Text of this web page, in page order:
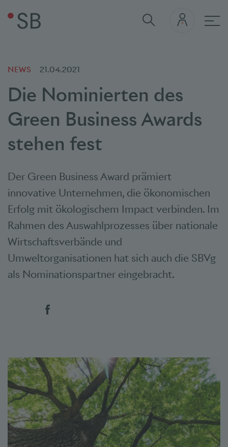
NEWS 21.04.2021
Die Nominierten des
Green Business Awards
stehen fest
Der Green Business Award prämiert
innovative Unternehmen, die ökonomischen
Erfolg mit ökologischem Impact verbinden. Im
Rahmen des Auswahlprozesses über nationale
Wirtschaftsverbände und
Umweltorganisationen hat sich auch die SBVg
als Nominationspartner eingebracht.
Social Bookmarks